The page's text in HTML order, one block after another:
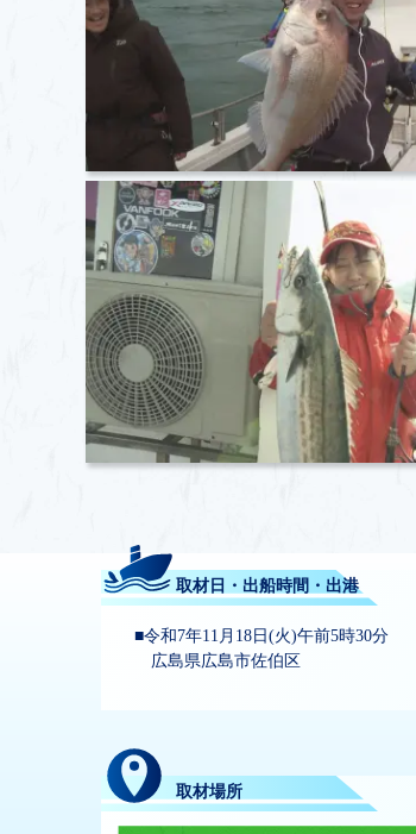
取材日・出船時間・出港
令和7年11月18日(火)午前5時30分
広島県広島市佐伯区
取材場所